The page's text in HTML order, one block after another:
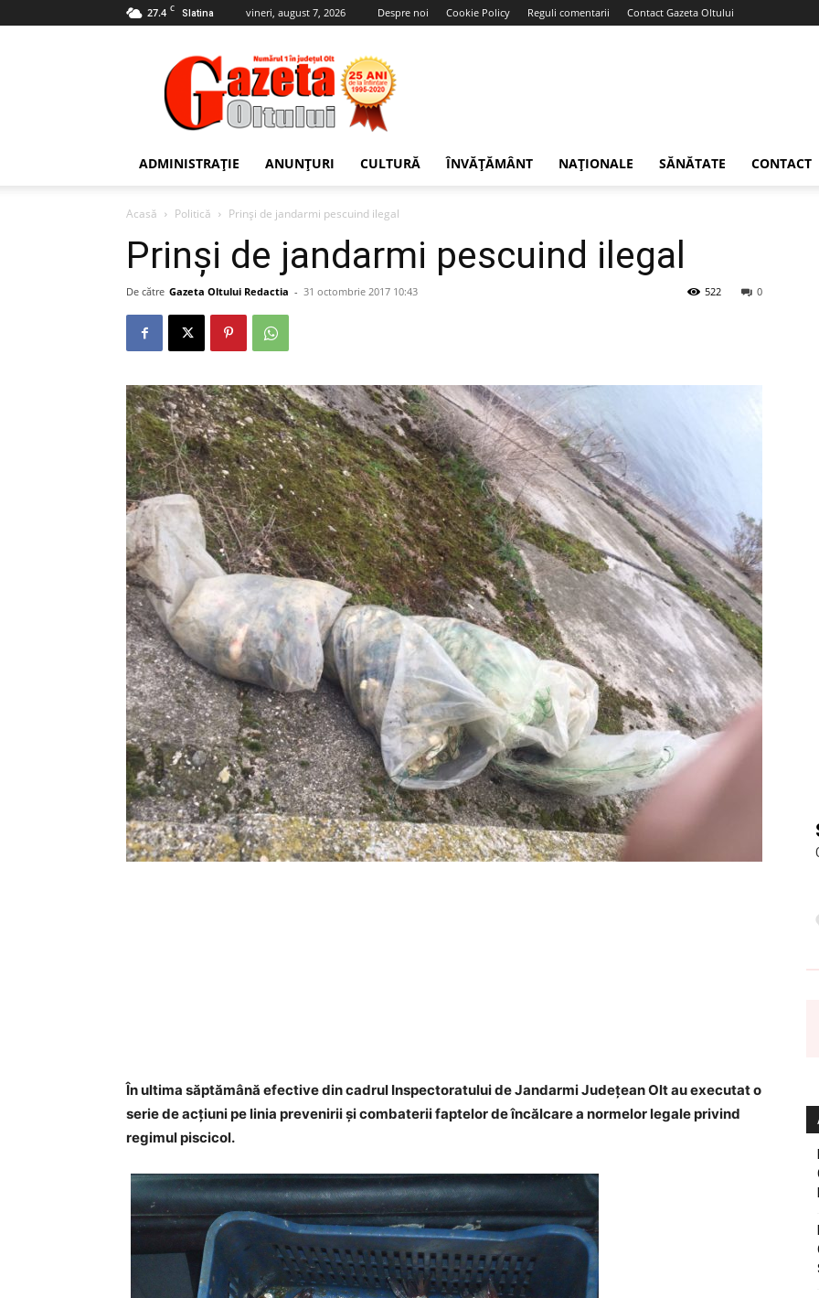
27.4 C Slatina vineri, august 7, 2026 Despre noi Cookie Policy Reguli comentarii Contact Gazeta Oltului
Gazeta
Oltului
ADMINISTRAȚIE ANUNȚURI CULTURĂ ÎNVĂȚĂMÂNT NAȚIONALE SĂNĂTATE CONTACT
Acasă Politică Prinși de jandarmi pescuind ilegal
Prinși de jandarmi pescuind ilegal
De către Gazeta Oltului Redactia - 31 octombrie 2017 10:43 0
522
În ultima săptămână efective din cadrul Inspectoratului de Jandarmi Judeţean Olt au executat o
serie de acţiuni pe linia prevenirii şi combaterii faptelor de încălcare a normelor legale privind
regimul piscicol.